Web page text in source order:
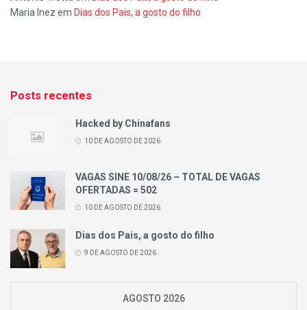
Maria Inez em Dias dos Pais, a gosto do filho
Posts recentes
Hacked by Chinafans
10 DE AGOSTO DE 2026
VAGAS SINE 10/08/26 – TOTAL DE VAGAS
OFERTADAS = 502
10 DE AGOSTO DE 2026
Dias dos Pais, a gosto do filho
9 DE AGOSTO DE 2026
AGOSTO 2026